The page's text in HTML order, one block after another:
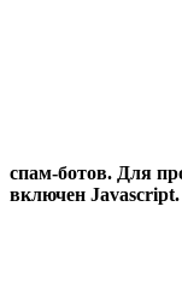
спам-ботов. Для
включен Javascript.